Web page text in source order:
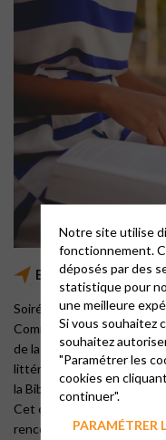
Bible en partage
Soirées œcuméniques, à
Comme chaque année,
de la Bible, en
littérature religieuse
la Bible et d’en promouvoir
Cet événement est
rencontres« La Bible en
Notre site utilise
fonctionnement.
déposés par des
statistique pour
une meilleure
Si vous souhaitez
souhaitez
"Paramétrer les
cookies en
continuer".
PARAMÉTRER